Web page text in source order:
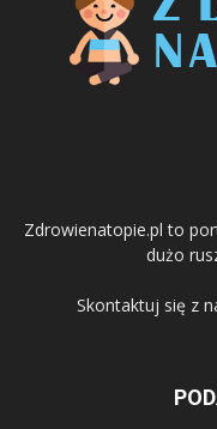
Zdrowienatopie.pl to
dużo
Skontaktuj się z